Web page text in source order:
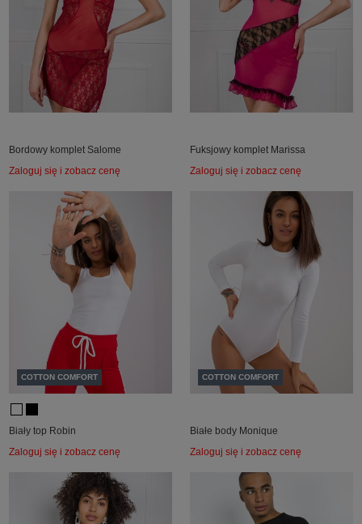
Bordowy komplet Salome
Zaloguj się i zobacz cenę
Fuksjowy komplet Marissa
Zaloguj się i zobacz cenę
COTTON COMFORT
Biały top Robin
Zaloguj się i zobacz cenę
COTTON COMFORT
Białe body Monique
Zaloguj się i zobacz cenę